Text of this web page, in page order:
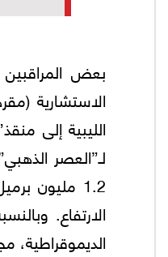
الاستشارية
الليبية إلى
لـ”العصر
1.2 مليون
الارتفاع.
الديموقراطية،